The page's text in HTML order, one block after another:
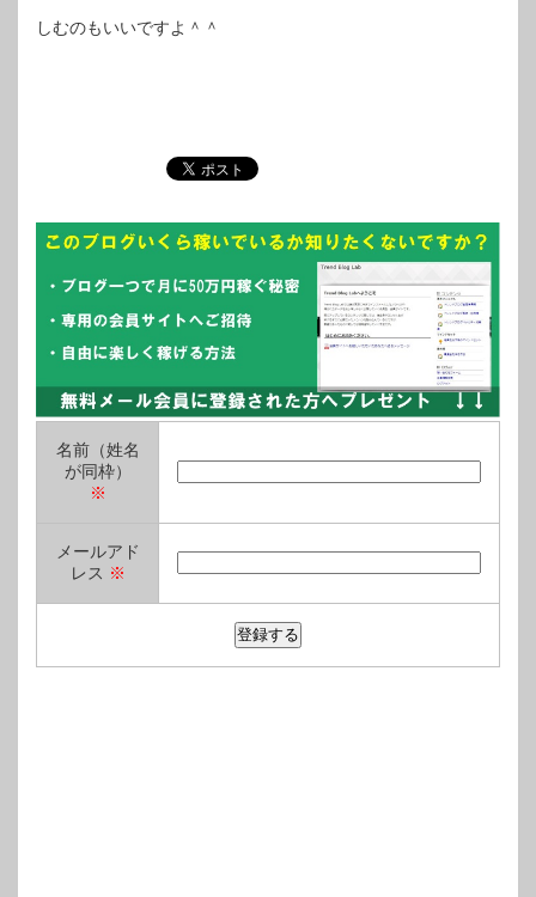
しむのもいいですよ＾＾
名前（姓名
が同枠）
※
メールアド
レス ※